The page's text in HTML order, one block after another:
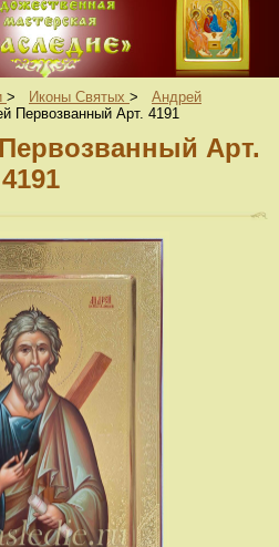
> Иконы Святых >
Андрей
Первозванный Арт. 4191
Арт.
4191